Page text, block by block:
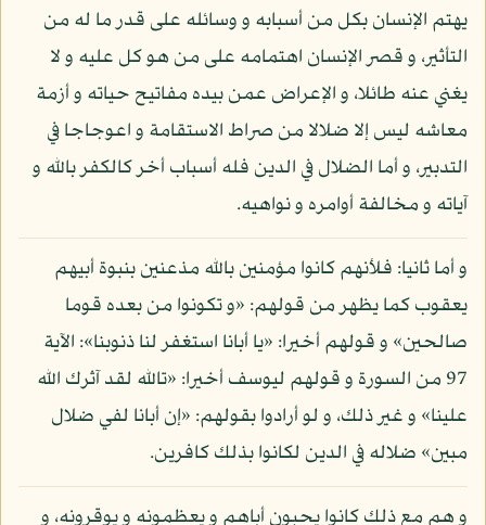
يهتم الإنسان بكل من أسبابه و وسائله على قدر ما له من
التأثير، و قصر الإنسان اهتمامه على من هو كل عليه و لا
يغني عنه طائلا، و الإعراض عمن بيده مفاتيح حياته و أزمة
معاشه ليس إلا ضلالا من صراط الاستقامة و اعوجاجا في
التدبير، و أما الضلال في الدين فله أسباب أخر كالكفر بالله و
آياته و مخالفة أوامره و نواهيه.
و أما ثانيا: فلأنهم كانوا مؤمنين بالله مذعنين بنبوة أبيهم
يعقوب كما يظهر من قولهم: «و تكونوا من بعده قوما
صالحين» و قولهم أخيرا: «يا أبانا استغفر لنا ذنوبنا»: الآية
97 من السورة و قولهم ليوسف أخيرا: «تالله لقد آثرك الله
علينا» و غير ذلك، و لو أرادوا بقولهم: «إن أبانا لفي ضلال
مبين» ضلاله في الدين لكانوا بذلك كافرين.
و هم مع ذلك كانوا يحبون أباهم و يعظمونه و يوقرونه، و